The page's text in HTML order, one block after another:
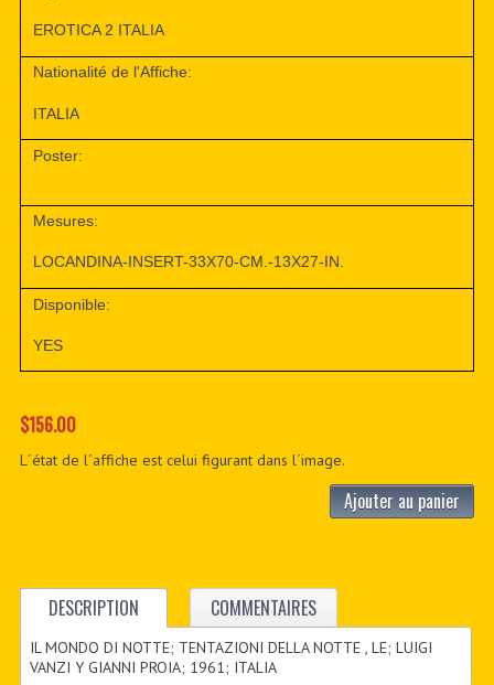
EROTICA 2 ITALIA
Nationalité de l'Affiche:
ITALIA
Poster:
Mesures:
LOCANDINA-INSERT-33X70-CM.-13X27-IN.
Disponible:
YES
$156.00
L´état de l´affiche est celui figurant dans l´image.
Ajouter au panier
DESCRIPTION COMMENTAIRES
IL MONDO DI NOTTE; TENTAZIONI DELLA NOTTE , LE; LUIGI
VANZI Y GIANNI PROIA; 1961; ITALIA